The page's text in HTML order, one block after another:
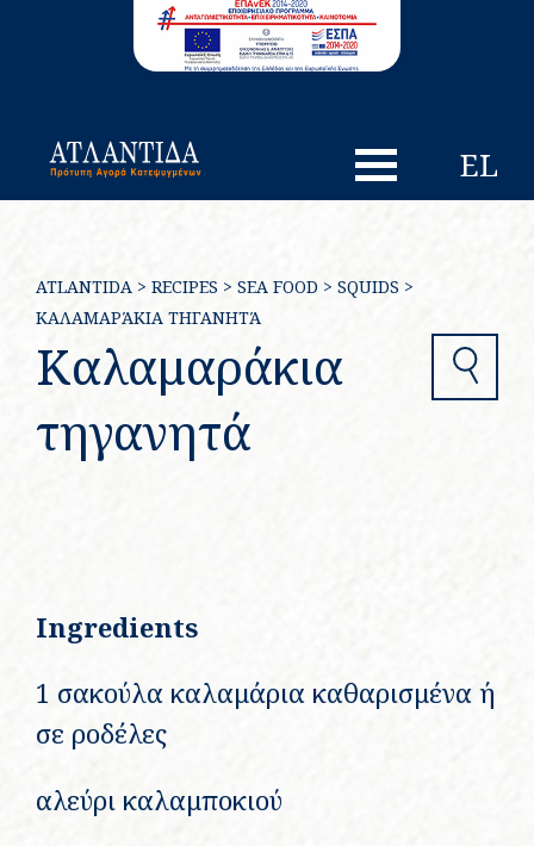
EL
ATLANTIDA > RECIPES > SEA FOOD > SQUIDS >
ΚΑΛΑΜΑΡΆΚΙΑ ΤΗΓΑΝΗΤΆ
Καλαμαράκια
τηγανητά
Search
Ingredients
1 σακούλα καλαμάρια καθαρισμένα ή
σε ροδέλες
αλεύρι καλαμποκιού